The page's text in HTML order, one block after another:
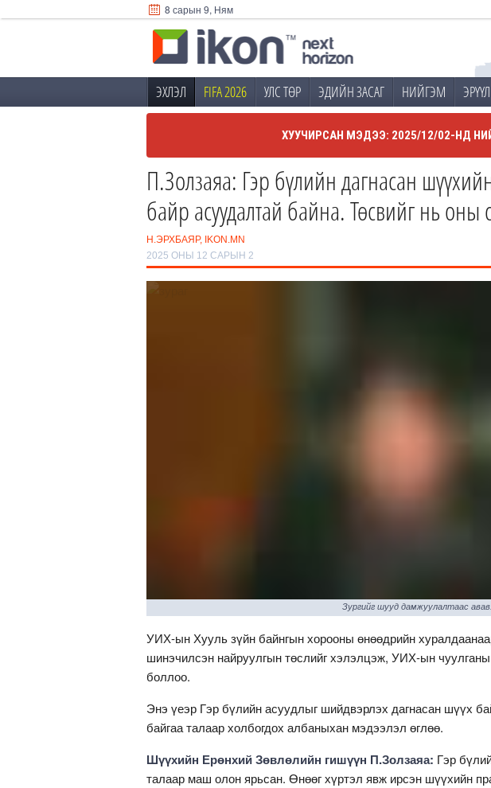
8 сарын 9, Ням
ЭХЛЭЛ FIFA 2026 УЛС ТӨР ЭДИЙН ЗАСАГ НИЙГЭМ
ХУУЧИРСАН МЭДЭЭ: 2025/12/02-НД
П.Золзаяа: Гэр бүлийн дагнасан
байр асуудалтай байна. Төсвийг нь оны
Н.ЭРХБАЯР, IKON.MN
2025 ОНЫ 12 САРЫН 2
Зургийг шууд дамжуулалтаас авав.
УИХ-ын Хууль зүйн байнгын хорооны өнөөдрийн
шинэчилсэн найруулгын төслийг хэлэлцэж, УИХ-ын
боллоо.
Энэ үеэр Гэр бүлийн асуудлыг шийдвэрлэх дагнасан шүүх
байгаа талаар холбогдох албаныхан мэдээлэл өглөө.
Шүүхийн Ерөнхий Зөвлөлийн гишүүн П.Золзаяа: Гэр
талаар маш олон ярьсан. Өнөөг хүртэл явж ирсэн шүүхийн